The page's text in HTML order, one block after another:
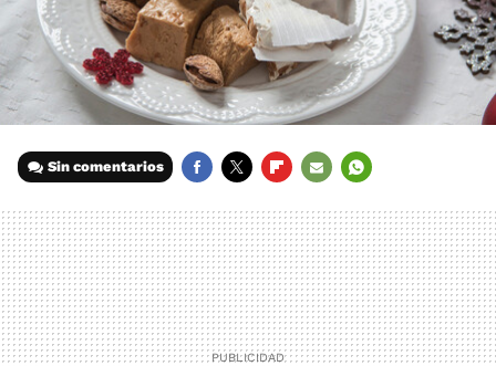
Sin comentarios
MAIL